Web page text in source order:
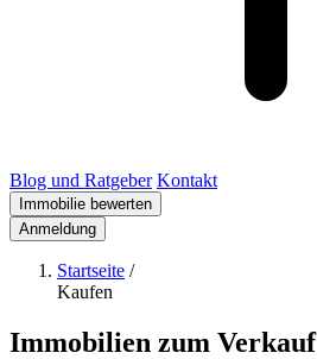
Blog und Ratgeber Kontakt
Immobilie bewerten
Anmeldung
Startseite /
Kaufen
Immobilien zum Verkauf